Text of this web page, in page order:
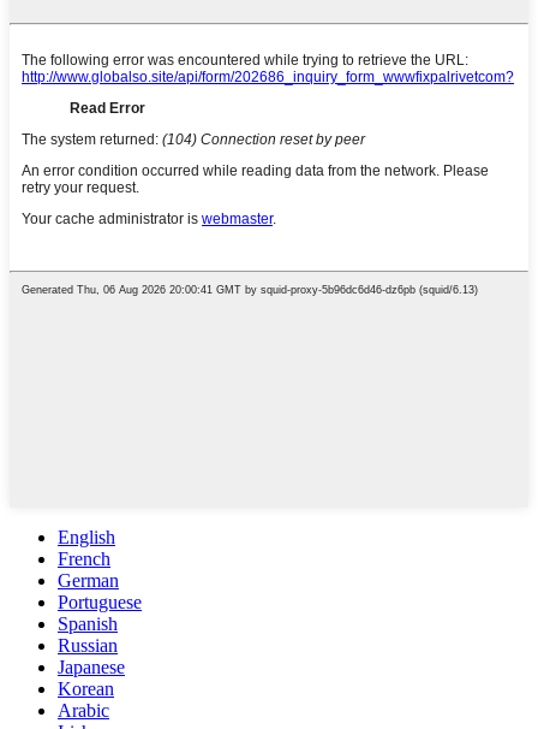
English
French
German
Portuguese
Spanish
Russian
Japanese
Korean
Arabic